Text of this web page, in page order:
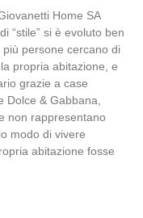
Home SA
“stile” si è evoluto ben
persone cercano di
propria abitazione, e
grazie a case
Dolce & Gabbana,
non rappresentano
modo di vivere
abitazione fosse